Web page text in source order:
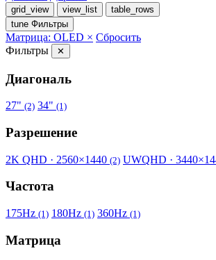
grid_view view_list
table_rows
tune Фильтры
Матрица: OLED × Сбросить
Фильтры
✕
Диагональ
27" (2) 34" (1)
Разрешение
2K QHD · 2560×1440 (2) UWQHD ·
Частота
175Hz (1) 180Hz (1) 360Hz (1)
Матрица